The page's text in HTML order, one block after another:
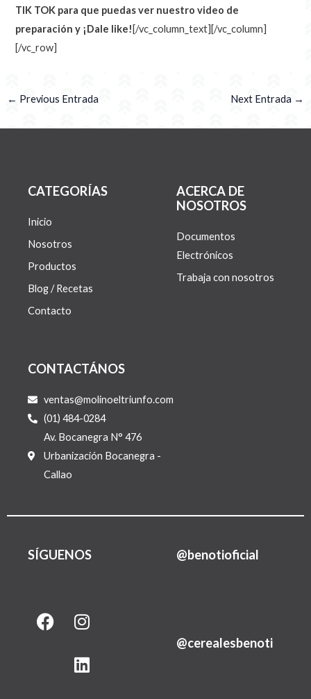
TIK TOK para que puedas ver nuestro video de
preparación y ¡Dale like! [/vc_column_text][/vc_column]
[/vc_row]
← Previous Entrada Next Entrada →
CATEGORÍAS
Inicio
Nosotros
Productos
Blog / Recetas
Contacto
ACERCA DE
NOSOTROS
Documentos
Electrónicos
Trabaja con nosotros
CONTACTÁNOS
ventas@molinoeltriunfo.com
(01) 484-0284
Av. Bocanegra N° 476
Urbanización Bocanegra -
Callao
SÍGUENOS @benotioficial
F
a
I
n
t
L
i
k
@cerealesbenoti